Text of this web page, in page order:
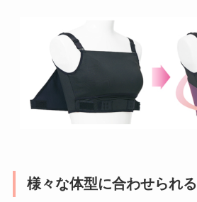
様々な体型に合わせられる